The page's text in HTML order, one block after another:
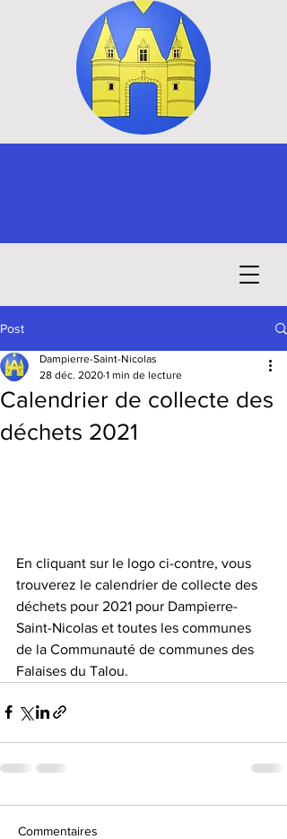
Post
Calendrier de collecte des
déchets 2021
Dampierre-Saint-Nicolas
28 déc. 2020 1 min de lecture
En cliquant sur le logo ci-contre, vous
trouverez le calendrier de collecte des
déchets pour 2021 pour Dampierre-
Saint-Nicolas et toutes les communes
de la Communauté de communes des
Falaises du Talou.
Commentaires